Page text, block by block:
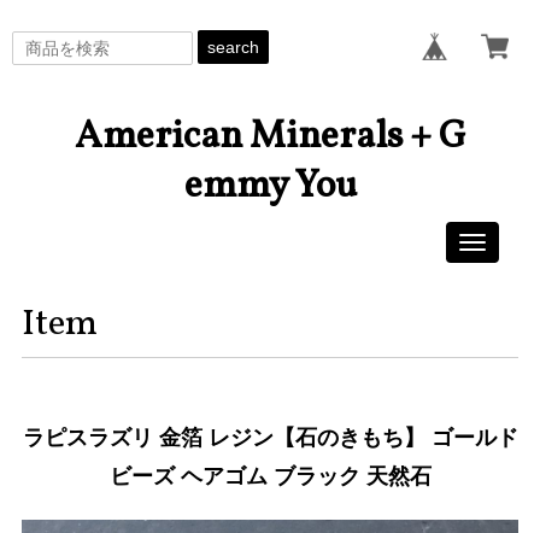
search
American Minerals + G
emmy You
Toggle
Item
ラピスラズリ 金箔 レジン【石のきもち】 ゴールド
ビーズ ヘアゴム ブラック 天然石